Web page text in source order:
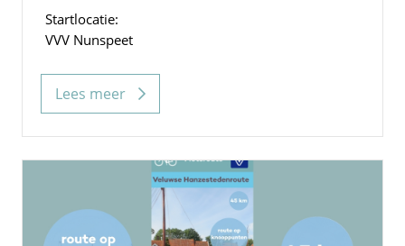
Startlocatie:
VVV Nunspeet
Lees meer